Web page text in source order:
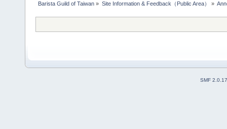
Barista Guild of Taiwan » Site Information & Feedback（Public Area） »
SMF 2.0.17